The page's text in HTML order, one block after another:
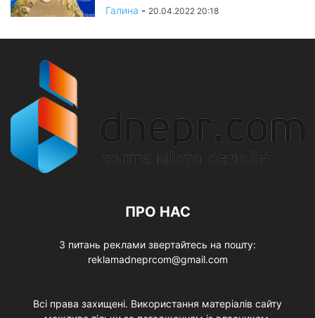
Галина - 20.04.2022 20:18
ПРО НАС
З питань реклами звертайтесь на пошту:
reklamadneprcom@gmail.com
Всі права захищені. Використання матеріалів сайту